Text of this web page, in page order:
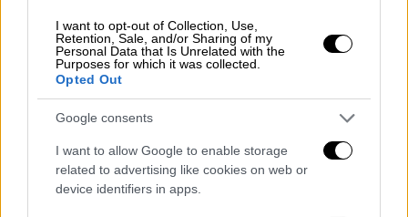
I want to opt-out of Collection, Use,
Retention, Sale, and/or Sharing of my
Personal Data that Is Unrelated with the
Purposes for which it was collected.
Opted Out
Google consents
I want to allow Google to enable storage
related to advertising like cookies on web or
device identifiers in apps.
Ρύθμισης και Πληρωμή».
Προσοχή! Στην εφαρμογή myAADEapp για
κινητά τηλέφωνα, η διαδρομή για την
πληρωμή του εκκαθαριστικού ΕΝΦΙΑ 2026
έχει ως εξής: Ο Λογαριασμός μου (Οφειλές,
Πληρωμές, Επιστροφές) - Οφειλές,
Πληρωμές - Πληρωμή μη ρυθμισμένων